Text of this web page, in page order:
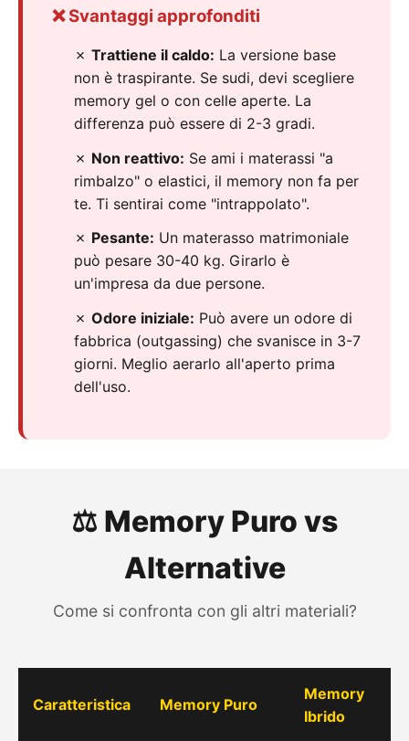
❌ Svantaggi approfonditi
✗ Trattiene il caldo: La versione base
non è traspirante. Se sudi, devi scegliere
memory gel o con celle aperte. La
differenza può essere di 2-3 gradi.
✗ Non reattivo: Se ami i materassi "a
rimbalzo" o elastici, il memory non fa per
te. Ti sentirai come "intrappolato".
✗ Pesante: Un materasso matrimoniale
può pesare 30-40 kg. Girarlo è
un'impresa da due persone.
✗ Odore iniziale: Può avere un odore di
fabbrica (outgassing) che svanisce in 3-7
giorni. Meglio aerarlo all'aperto prima
dell'uso.
⚖️ Memory Puro vs
Alternative
Come si confronta con gli altri materiali?
Caratteristica Memory Puro
Memory
Ibrido